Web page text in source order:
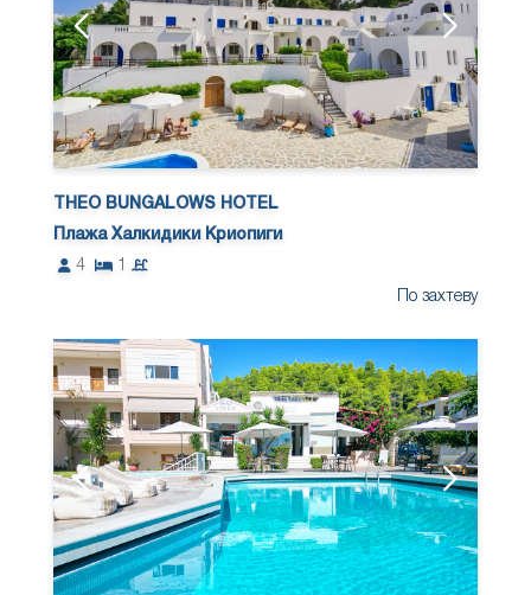
THEO BUNGALOWS HOTEL
Плажа Халкидики Криопиги
4
1
По захтеву